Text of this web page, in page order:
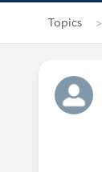
Topics